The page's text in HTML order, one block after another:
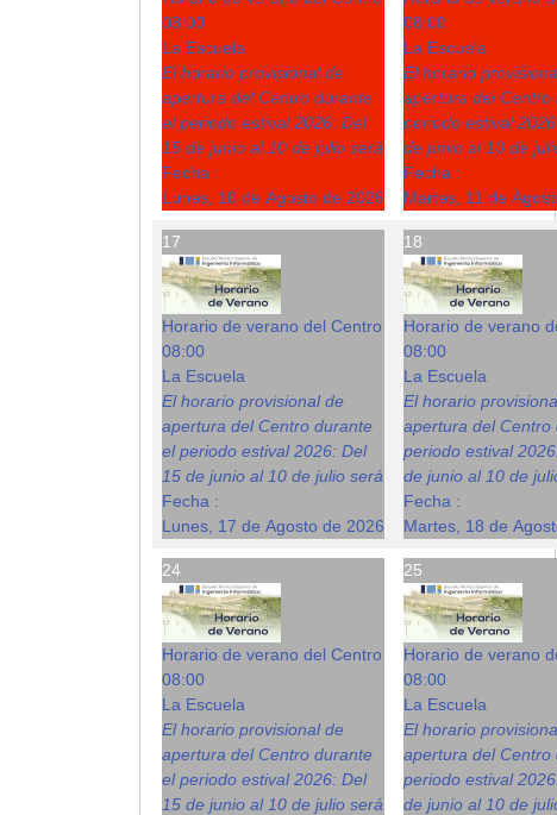
08:00
La Escuela
El horario provisional de
apertura del Centro durante
el periodo estival 2026: Del
15 de junio al 10 de julio será
Fecha :
Lunes, 10 de Agosto de 2026
08:00
La Escuela
El horario
apertura del Centro
periodo estival
de junio al 10 de
Fecha :
Martes, 11 de
17
Horario de verano del Centro
08:00
La Escuela
El horario provisional de
apertura del Centro durante
el periodo estival 2026: Del
15 de junio al 10 de julio será
Fecha :
Lunes, 17 de Agosto de 2026
18
Horario de verano
08:00
La Escuela
El horario
apertura del Centro
periodo estival
de junio al 10 de
Fecha :
Martes, 18 de
24
Horario de verano del Centro
08:00
La Escuela
El horario provisional de
apertura del Centro durante
el periodo estival 2026: Del
15 de junio al 10 de julio será
25
Horario de verano
08:00
La Escuela
El horario
apertura del Centro
periodo estival
de junio al 10 de